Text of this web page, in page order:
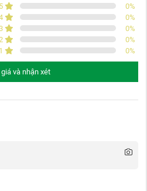
5 0%
0%
0%
0%
1
0%
và nhận xét